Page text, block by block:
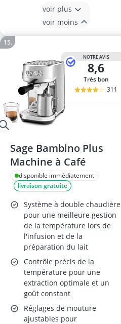
voir plus
voir moins
NOTRE AVIS
8,6
Très bon
311
Sage Bambino Plus
Machine à Café
disponible immédiatement
livraison gratuite
Système à double chaudière
pour une meilleure gestion
de la température lors de
l'infusion et de la
préparation du lait
Contrôle précis de la
température pour une
extraction optimale et un
goût constant
Réglages de mouture
ajustables pour